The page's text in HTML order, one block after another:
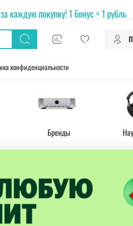
каждую покупку! 1 бонус = 1 рубль
конфиденциальности
Бренды